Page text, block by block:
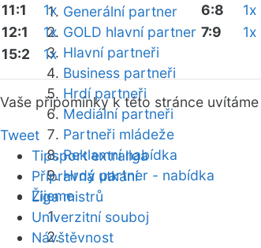
Generální partner
GOLD hlavní partner
Hlavní partneři
Business partneři
Hrdí partneři
Mediální partneři
Partneři mládeže
Reklamní nabídka
Hrdý partner - nabídka
Žijeme
11:1
1x
12:1
1x
15:2
1x
6:8
1x
7:9
1x
Vaše připomínky k této stránce
Tweet
Tipsport extraliga
Přípravná utkání
Liga mistrů
Univerzitní souboj
Návštěvnost